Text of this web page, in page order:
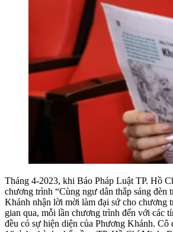
Tháng 4-2023, khi Báo Pháp Luật TP. Hồ
chương trình “Cùng ngư dân thắp sáng đèn
Khánh nhận lời mời làm đại sứ cho chương
gian qua, mỗi lần chương trình đến với các
đều có sự hiện diện của Phương Khánh. Cô